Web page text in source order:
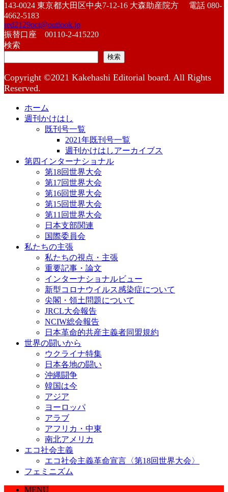
143-0024 東京都大田区中央7-12-16 大森助産院方 電話 080-
4662-5183
red2129oct@outlook.jp
振替口座 00110-2-415220
検索
検索
Copyright ©2021 Kakehashi Editorial board. All Rights
Reserved.
ホーム
週刊かけはし
既刊号一覧
2021年既刊号一覧
週刊かけはしアーカイブス
第四インターナショナル
第18回世界大会
第17回世界大会
第16回世界大会
第15回世界大会
第11回世界大会
日本支部関連
国際委員会
私たちの主張
私たちの視点・主張
重要記事・論文
インターナショナルビュー
新型コロナウイルス感染症について
尖閣・領土問題について
JRCL大会報告
NCIW総会報告
日本革命的共産主義者同盟規約
世界の闘いから
ウクライナ特集
日本各地の闘い
沖縄闘争
韓国は今
アジア
ヨーロッパ
アラブ
アフリカ・中東
南北アメリカ
エコ社会主義
エコ社会主義革命宣言〈第18回世界大会〉
フェミニズム
MENU